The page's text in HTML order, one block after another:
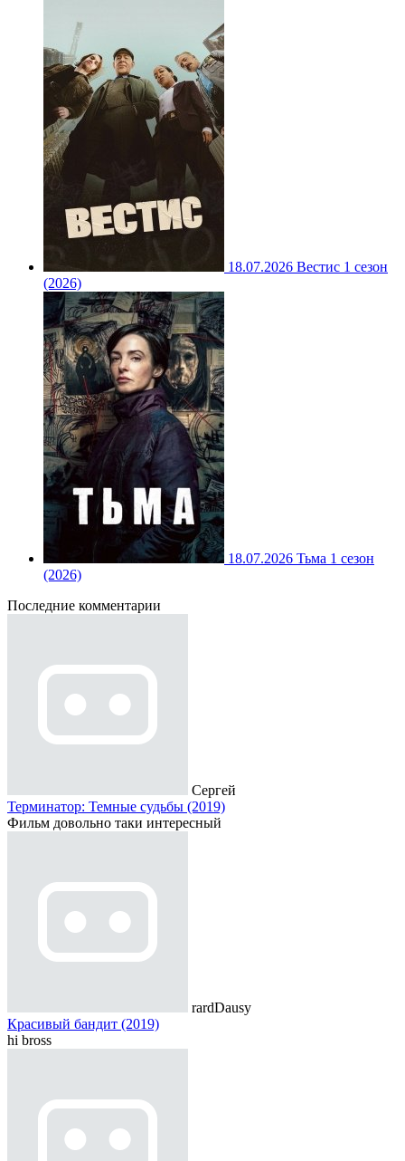
18.07.2026 Вестис 1 сезон
(2026)
18.07.2026 Тьма 1 сезон
(2026)
Последние комментарии
Сергей
Терминатор: Темные судьбы (2019)
Фильм довольно таки интересный
rardDausy
Красивый бандит (2019)
hi bross